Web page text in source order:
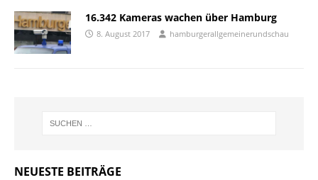
16.342 Kameras wachen über Hamburg
8. August 2017 hamburgerallgemeinerundschau
NEUESTE BEITRÄGE